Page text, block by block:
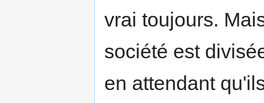
vrai toujours.
société est
en attendant